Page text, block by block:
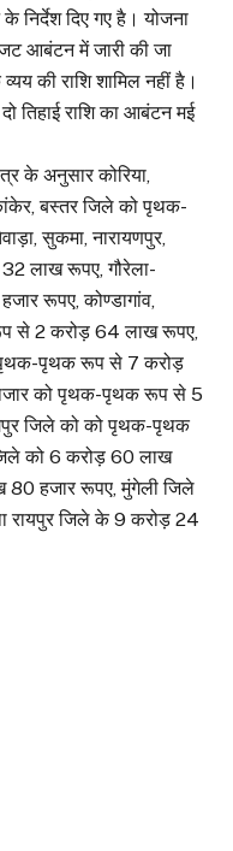
निर्देश दिए गए है। योजना
आबंटन में जारी की जा
की राशि शामिल नहीं है।
तिहाई राशि का आबंटन मई
के अनुसार कोरिया,
बस्तर जिले को पृथक-
सुकमा, नारायणपुर,
लाख रूपए, गौरेला-
रूपए, कोण्डागांव,
से 2 करोड़ 64 लाख रूपए,
पृथक-पृथक रूप से 7 करोड़
को पृथक-पृथक रूप से 5
जिले को को पृथक-पृथक
को 6 करोड़ 60 लाख
80 हजार रूपए, मुंगेली जिले
रायपुर जिले के 9 करोड़ 24